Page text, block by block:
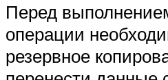
Перед
операции
резервное